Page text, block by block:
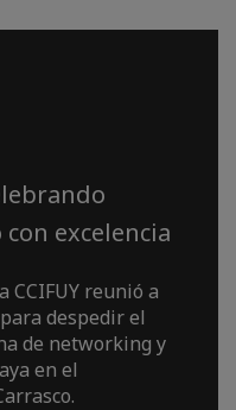
excelencia
CCIFUY reunió a
despedir el
de networking y
en el